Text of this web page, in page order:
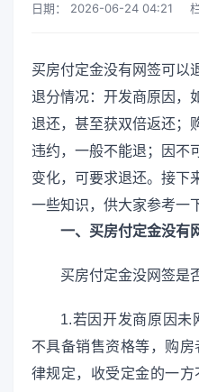
日期： 2026-06-24 04:21
买房付定金没有网签可以
退分情况：开发商原因，
退还，甚至获双倍返还；
违约，一般不能退；因不
变化，可要求退还。接下
一些知识，供大家参考一
一、买房付定金没有
买房付定金没网签是
1.若因开发商原因未
不具备销售资格等，购
律规定，收受定金的一